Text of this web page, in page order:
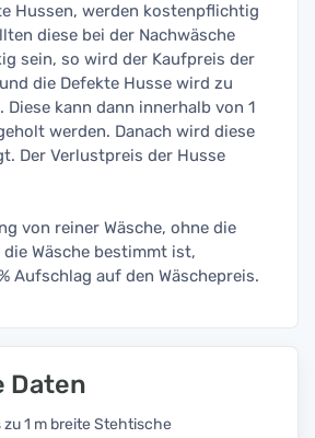
Hussen, werden kostenpflichtig
diese bei der Nachwäsche
sein, so wird der Kaufpreis der
die Defekte Husse wird zu
Diese kann dann innerhalb von 1
werden. Danach wird diese
Der Verlustpreis der Husse
von reiner Wäsche, ohne die
Wäsche bestimmt ist,
Aufschlag auf den Wäschepreis.
Daten
1 m breite Stehtische